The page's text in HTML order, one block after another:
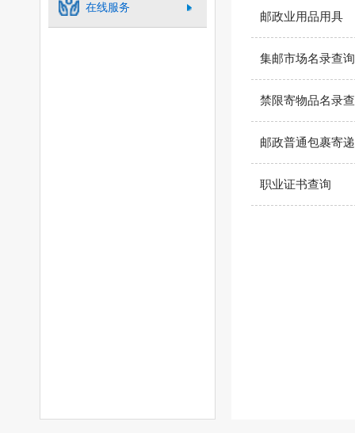
在线服务
邮政业用品用具
集邮市场名录查询
禁限寄物品名录
邮政普通包裹寄
职业证书查询